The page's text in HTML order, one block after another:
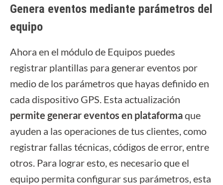
Genera eventos mediante parámetros del
equipo
Ahora en el módulo de Equipos puedes
registrar plantillas para generar eventos por
medio de los parámetros que hayas definido en
cada dispositivo GPS. Esta actualización
permite generar eventos en plataformaque
ayuden a las operaciones de tus clientes, como
registrar fallas técnicas, códigos de error, entre
otros. Para lograr esto, es necesario que el
equipo permita configurar sus parámetros, esta